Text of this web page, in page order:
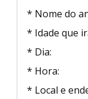
* Nome do
* Idade que
* Dia:
* Hora:
* Local e